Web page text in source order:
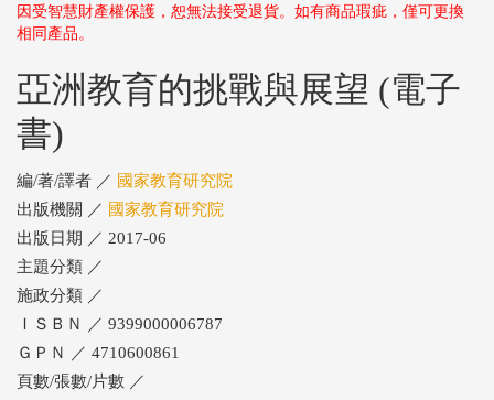
因受智慧財產權保護，恕無法接受退貨。如有商品瑕疵，僅可更換
相同產品。
亞洲教育的挑戰與展望 (電子
書)
編/著/譯者 ／ 國家教育研究院
出版機關 ／ 國家教育研究院
出版日期 ／ 2017-06
主題分類 ／
施政分類 ／
ＩＳＢＮ ／ 9399000006787
ＧＰＮ ／ 4710600861
頁數/張數/片數 ／